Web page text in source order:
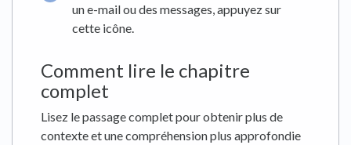
un e-mail ou des messages, appuyez sur
cette icône.
Comment lire le chapitre
complet
Lisez le passage complet pour obtenir plus de
contexte et une compréhension plus approfondie